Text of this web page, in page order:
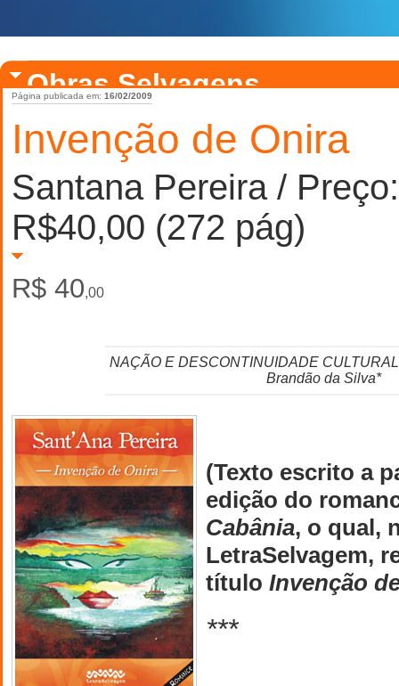
Obras Selvagens
Invenção de Onira
Página publicada em: 16/02/2009
Santana Pereira / Preço:
R$40,00 (272 pág)
R$ 40,00
NAÇÃO E DESCONTINUIDADE
Brandão da Silva*
(Texto escrito a
edição do
Cabânia, o qual,
LetraSelvagem,
título Invenção
***